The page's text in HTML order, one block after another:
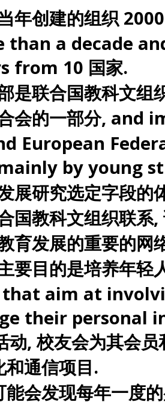
年创建的组织
than a decade
from 10 国家.
是联合国教科文组
会的一部分,
European
by young
展研究选定字段的
国教科文组织联系
育发展的重要的网
要目的是培养年
that aim at
their personal
动, 校友会为其会
和通信项目.
能会发现每年一度